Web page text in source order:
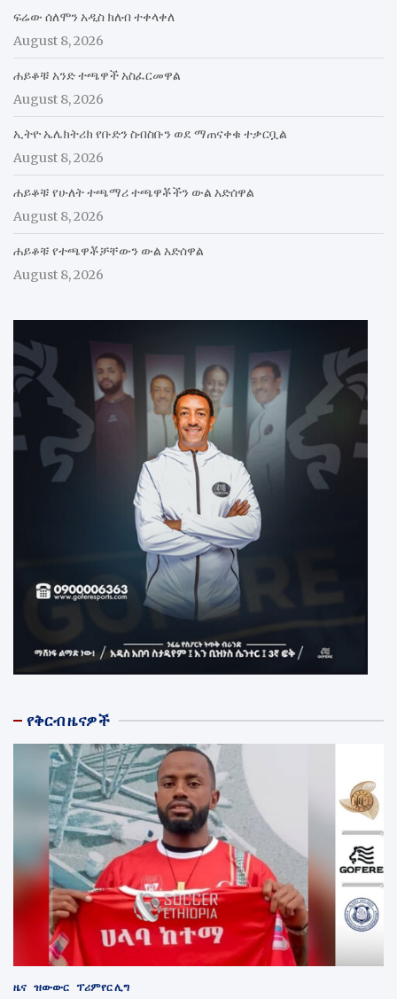
ፍሬው ሰለሞን አዲስ ክለብ ተቀላቀለ
August 8, 2026
ሐይቆቹ አንድ ተጫዋች አስፈርመዋል
August 8, 2026
ኢትዮ ኤሌክትሪክ የቡድን ስብስቡን ወደ ማጠናቀቁ ተቃርቧል
August 8, 2026
ሐይቆቹ የሁለት ተጫማሪ ተጫዋቾችን ውል አድሰዋል
August 8, 2026
ሐይቆቹ የተጫዋቾቻቸውን ውል አድሰዋል
August 8, 2026
የቅርብ ዜናዎች
ዜና ዝውውር ፕሪምየር ሊግ